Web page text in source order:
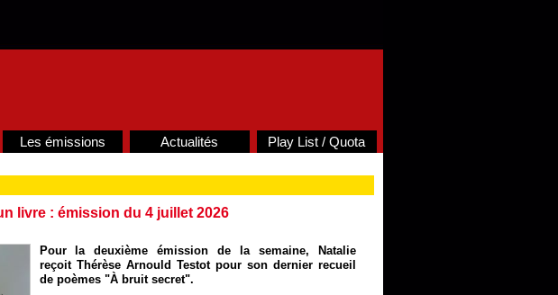
Les émissions Actualités Play List / Quota
livre : émission du 4 juillet 2026
Pour la deuxième émission de la semaine, Natalie
reçoit Thérèse Arnould Testot pour son dernier recueil
de poèmes "À bruit secret".